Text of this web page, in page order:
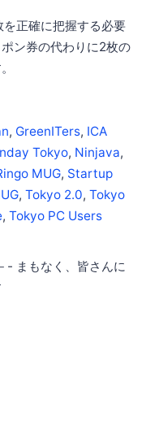
正確に把握する必要
ン券の代わりに2枚の
, GreenITers, ICA
Tokyo, Ninjava,
MUG, Startup
, Tokyo 2.0, Tokyo
, Tokyo PC Users
- まもなく、皆さんに